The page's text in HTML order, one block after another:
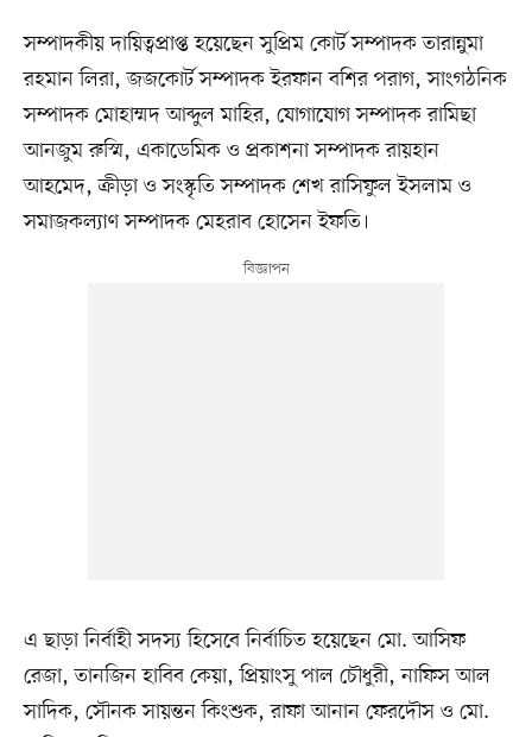
সম্পাদকীয় দায়িত্বপ্রাপ্ত হয়েছেন সুপ্রিম কোর্ট সম্পাদক তারান্নুমা
রহমান লিরা, জজকোর্ট সম্পাদক ইরফান বশির পরাগ, সাংগঠনিক
সম্পাদক মোহাম্মদ আব্দুল মাহির, যোগাযোগ সম্পাদক রামিছা
আনজুম রুস্মি, একাডেমিক ও প্রকাশনা সম্পাদক রায়হান
আহমেদ, ক্রীড়া ও সংস্কৃতি সম্পাদক শেখ রাসিফুল ইসলাম ও
সমাজকল্যাণ সম্পাদক মেহরাব হোসেন ইফতি।
এ ছাড়া নির্বাহী সদস্য হিসেবে নির্বাচিত হয়েছেন মো. আসিফ
রেজা, তানজিন হাবিব কেয়া, প্রিয়াংসু পাল চৌধুরী, নাফিস আল
সাদিক, সৌনক সায়ন্তন কিংশুক, রাফা আনান ফেরদৌস ও মো.